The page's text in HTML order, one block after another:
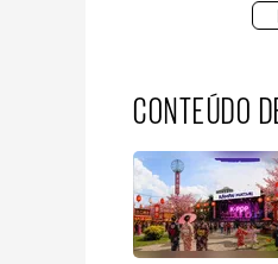
CONTEÚDO